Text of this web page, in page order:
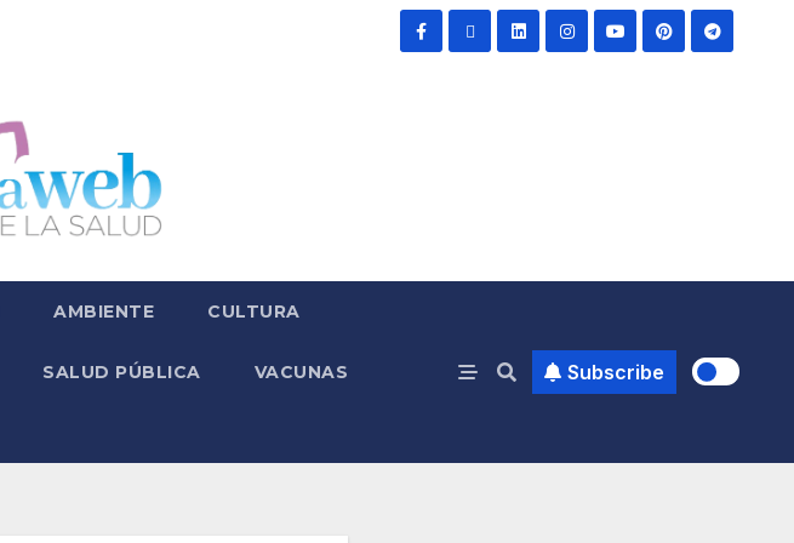
AMBIENTE CULTURA
SALUD PÚBLICA VACUNAS Subscribe